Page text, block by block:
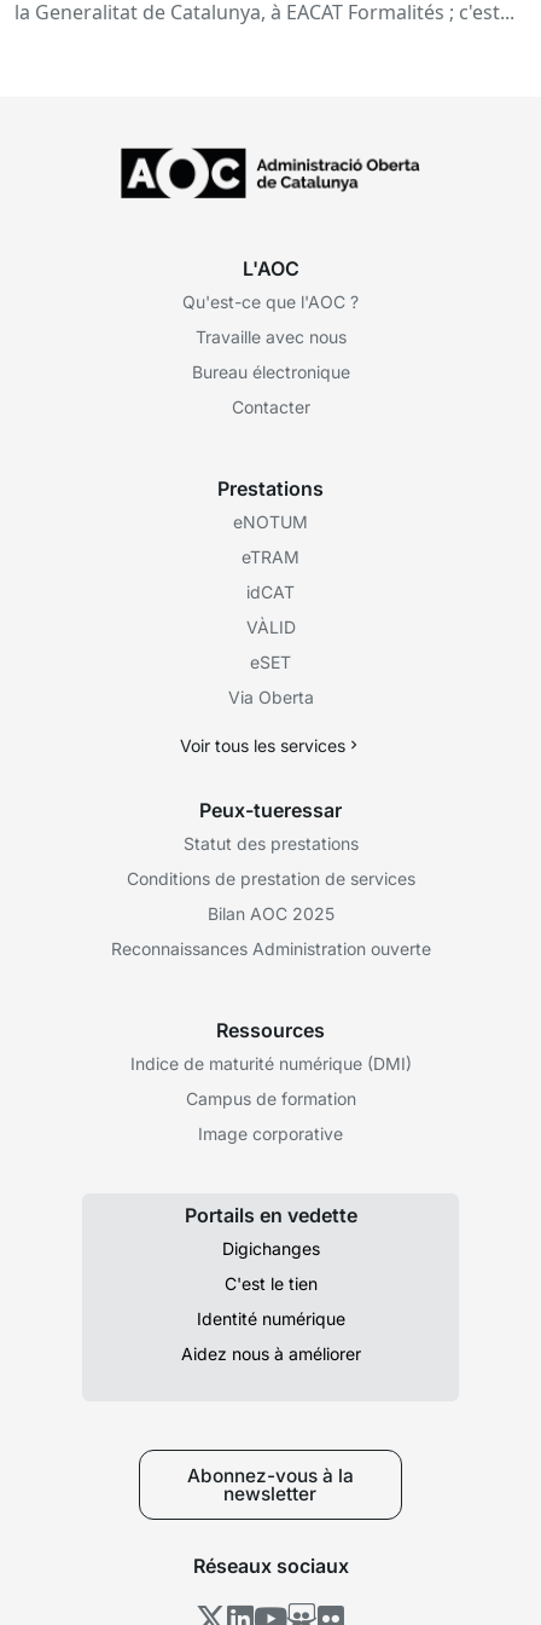
la Generalitat de Catalunya, à EACAT Formalités ; c'est...
L'AOC
Qu'est-ce que l'AOC ?
Travaille avec nous
Bureau électronique
Contacter
Prestations
eNOTUM
eTRAM
idCAT
VÀLID
eSET
Via Oberta
Voir tous les services
Peux-tueressar
Statut des prestations
Conditions de prestation de services
Bilan AOC 2025
Reconnaissances Administration ouverte
Ressources
Indice de maturité numérique (DMI)
Campus de formation
Image corporative
Portails en vedette
Digichanges
C'est le tien
Identité numérique
Aidez nous à améliorer
Abonnez-vous à la
newsletter
Réseaux sociaux